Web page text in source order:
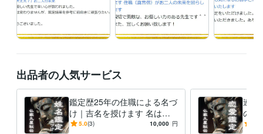
基本的に、真言念誦の後に
テキスト鑑定を修しております
なお、鑑定のお渡しが
深夜になることもあります
夜間は
通知をオフにしてお休みください
出品者の人気サービス
鑑定歴25年の住職による名づ
け｜吉名を授けます 名は体
を表す｜赤ちゃん・会社名・
5.0(3) 10,000 円
連絡
の本
ご関